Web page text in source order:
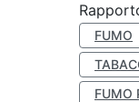
FUMO
FUMO